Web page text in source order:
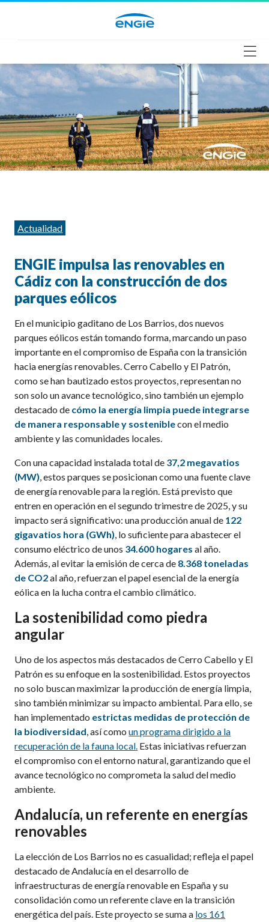
Categorías
Actualidad
ENGIE impulsa las renovables en
Cádiz con la construcción de dos
parques eólicos
En el municipio gaditano de Los Barrios, dos nuevos
parques eólicos están tomando forma, marcando un paso
importante en el compromiso de España con la transición
hacia energías renovables. Cerro Cabello y El Patrón,
como se han bautizado estos proyectos, representan no
son solo un avance tecnológico, sino también un ejemplo
destacado de cómo la energía limpia puede integrarse
de manera responsable y sosteniblecon el medio
ambiente y las comunidades locales.
Con una capacidad instalada total de 37,2 megavatios
(MW), estos parques se posicionan como una fuente clave
de energía renovable para la región. Está previsto que
entren en operación en el segundo trimestre de 2025, y su
impacto será significativo: una producción anual de 122
gigavatios hora (GWh), lo suficiente para abastecer el
consumo eléctrico de unos 34.600 hogares al año.
Además, al evitar la emisión de cerca de 8.368 toneladas
de CO2al año, refuerzan el papel esencial de la energía
eólica en la lucha contra el cambio climático.
La sostenibilidad como piedra
angular
Uno de los aspectos más destacados de Cerro Cabello y El
Patrón es su enfoque en la sostenibilidad. Estos proyectos
no solo buscan maximizar la producción de energía limpia,
sino también minimizar su impacto ambiental. Para ello, se
han implementado estrictas medidas de protección de
la biodiversidad, así comoun programa dirigido a la
recuperación de la fauna local. Estas iniciativas refuerzan
el compromiso con el entorno natural, garantizando que el
avance tecnológico no comprometa la salud del medio
ambiente.
Andalucía, un referente en energías
renovables
La elección de Los Barrios no es casualidad; refleja el papel
destacado de Andalucía en el desarrollo de
infraestructuras de energía renovable en España y su
consolidación como un referente clave en la transición
energética del país. Este proyecto se suma a los 161